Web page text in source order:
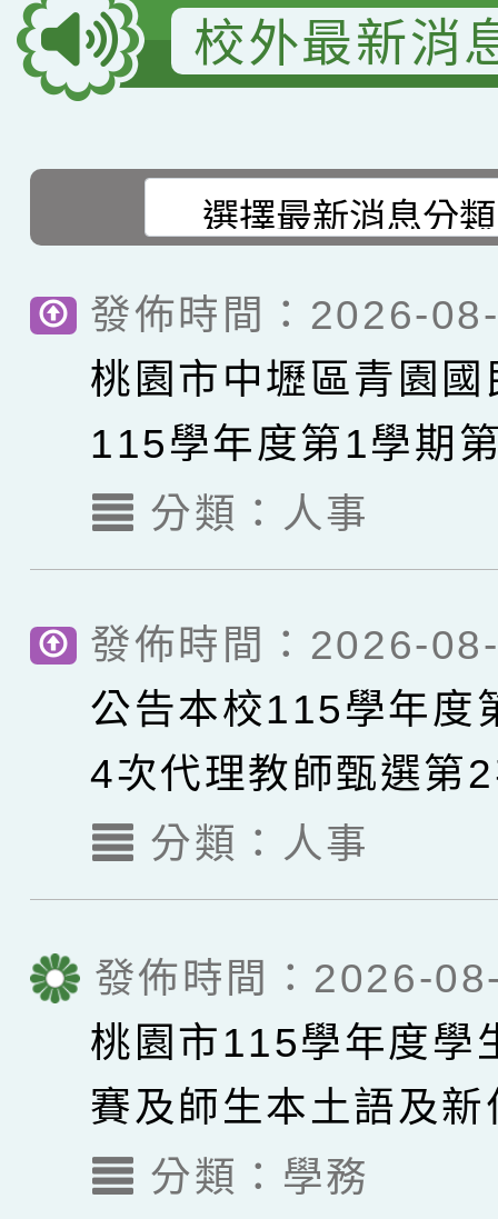
校外最新消
發佈時間：2026-
桃園市中壢區青園國
115學年度第1學期
代理教師甄選簡章
考】
分類： 人事
發佈時間：2026-
公告本校115學年度
4次代理教師甄選第
取名單，續辦理第3
事宜。
分類： 人事
發佈時間：2026-
桃園市115學年度學
賽及師生本土語及
謠比賽實施要點各1
分類： 學務